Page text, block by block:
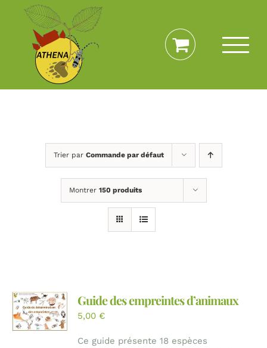
Passer
contenu
Trier par Commande par défaut
Montrer 150 produits
Guide des empreintes d’animaux
5,00 €
Ce guide présente 18 espèces